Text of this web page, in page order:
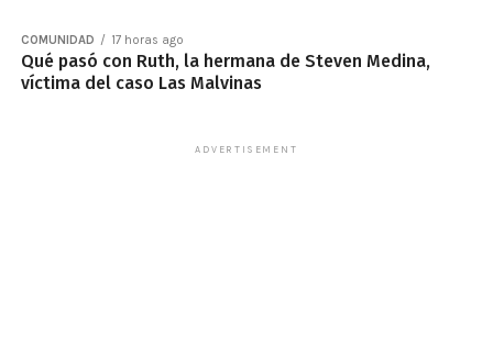
COMUNIDAD 17 horas ago
Qué pasó con Ruth, la hermana de Steven Medina,
víctima del caso Las Malvinas
ADVERTISEMENT